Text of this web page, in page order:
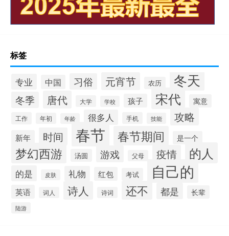
标签
专业 中国 习俗 元宵节 农历 冬天
冬季 唐代 大学 学校 孩子 宋代 寓意
工作 年初 年龄 很多人 手机 技能 攻略
新年 时间 春节 春节期间 是一个
梦幻西游 汤圆 游戏 父母 疫情 的人
的是 皮肤 礼物 红包 考试 自己的
英语 词人 诗人 诗词 还不 都是 长辈
陆游